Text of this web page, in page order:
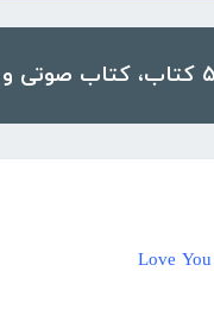
Love